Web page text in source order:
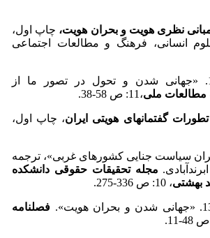
نظری هویت و بحران هویت، چاپ اول،
انسانی، فرهنگ و مطالعات اجتماعی
قریشی، ف. 1382. «جهانی شدن و تحول در تصور ما از
مطالعات ملی،11: ص 58-38.
تطورات گفتمان­های هویتی ایران، چاپ اول،
1371. «بحران سیاست جنایی کشورهای غربی»، ترجمه
مجله تحقیقات حقوقی دانشکده
بهشتی، 10: ص 336-275.
فصلنامه